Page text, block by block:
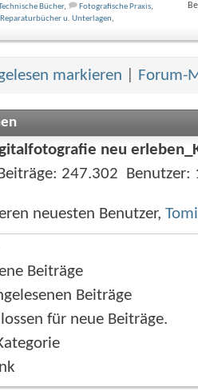
Bücher, Fotografische Praxis,
Reparaturbücher u. Unterlagen,
dieses
markieren Forum-
neu
Beiträge 247.302 Benutzer
neuesten Benutzer,
Beiträge
Beiträge
für neue Beiträge.